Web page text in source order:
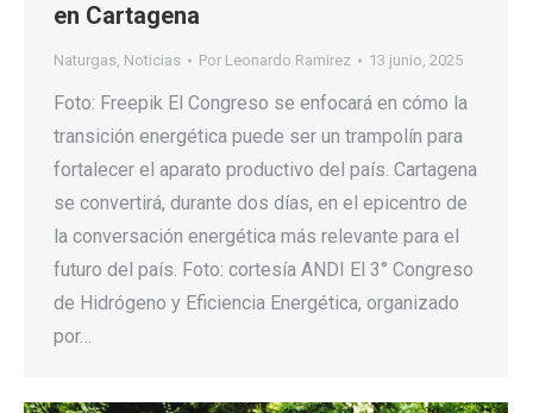
en Cartagena
Naturgas, Noticias Por Leonardo Ramirez 13 junio, 2025
Foto: Freepik El Congreso se enfocará en cómo la
transición energética puede ser un trampolín para
fortalecer el aparato productivo del país. Cartagena
se convertirá, durante dos días, en el epicentro de
la conversación energética más relevante para el
futuro del país. Foto: cortesía ANDI El 3° Congreso
de Hidrógeno y Eficiencia Energética, organizado
por…